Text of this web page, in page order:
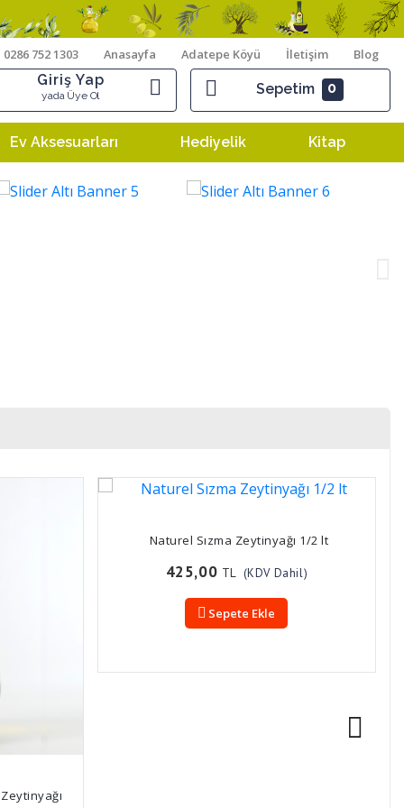
0286 752 1303 Anasayfa Adatepe Köyü İletişim Blog
Giriş Yap
yada Üye Ol Sepetim 0
Ev Aksesuarları Hediyelik Kitap
Naturel Sızma Zeytinyağı 1/2 lt
425,00 TL (KDV Dahil)
Sepete Ekle